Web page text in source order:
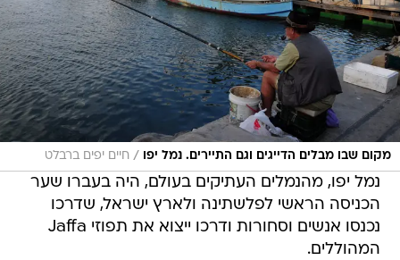
מקום שבו מבלים הדייגים וגם התיירים. נמל יפו / חיים יפים ברבלט
נמל יפו, מהנמלים העתיקים בעולם, היה בעברו שער
הכניסה הראשי לפלשתינה ולארץ ישראל, שדרכו
נכנסו אנשים וסחורות ודרכו ייצוא את תפוזי Jaffa
המהוללים.